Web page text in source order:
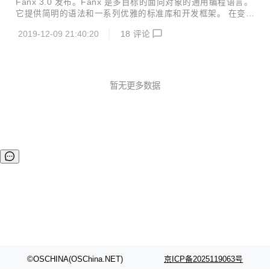
（目前使用cordova运行在iOS上）:
Fanx 3.0 发布。Fanx 是多目标的面向对象的通用编程语言。
它提供简明的语法和一系列优雅的标准库和开发框架。 在变量
在后面。Fanx 3.0 同时支持两种风格： Int age = 12 var ag
他们的习惯。当然我们不提倡在一个文件里面混合使用。 完整
2019-12-09 21:40:20 18 评论
暂无更多数据
©OSCHINA(OSChina.NET) 京ICP备2025119063号